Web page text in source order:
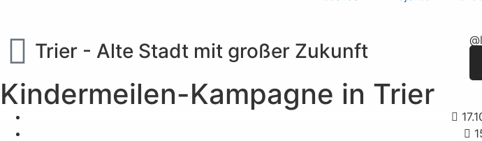
Trier - Alte Stadt mit großer Zukunft
Kindermeilen-Kampagne in Trier